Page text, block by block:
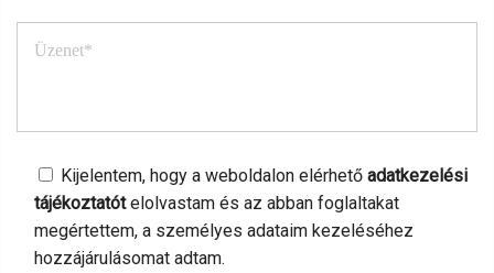
Kijelentem, hogy a weboldalon elérhető adatkezelési
tájékoztatótelolvastam és az abban foglaltakat
megértettem, a személyes adataim kezeléséhez
hozzájárulásomat adtam.